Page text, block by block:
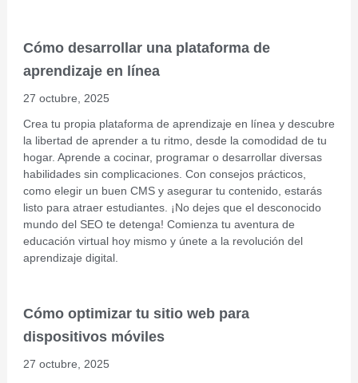
Cómo desarrollar una plataforma de
aprendizaje en línea
27 octubre, 2025
Crea tu propia plataforma de aprendizaje en línea y descubre
la libertad de aprender a tu ritmo, desde la comodidad de tu
hogar. Aprende a cocinar, programar o desarrollar diversas
habilidades sin complicaciones. Con consejos prácticos,
como elegir un buen CMS y asegurar tu contenido, estarás
listo para atraer estudiantes. ¡No dejes que el desconocido
mundo del SEO te detenga! Comienza tu aventura de
educación virtual hoy mismo y únete a la revolución del
aprendizaje digital.
Cómo optimizar tu sitio web para
dispositivos móviles
27 octubre, 2025